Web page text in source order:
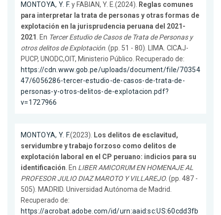
MONTOYA, Y. F. y FABIAN, Y. E.(2024). Reglas comunes
para interpretar la trata de personas y otras formas de
explotación en la jurisprudencia peruana del 2021-
2021 . En Tercer Estudio de Casos de Trata de Personas y
otros delitos de Explotación. (pp. 51 - 80). LIMA. CICAJ-
PUCP, UNODC,OIT, Ministerio Público. Recuperado de:
https://cdn.www.gob.pe/uploads/document/file/70354
47/6056286-tercer-estudio-de-casos-de-trata-de-
personas-y-otros-delitos-de-explotacion.pdf?
v=1727966
MONTOYA, Y. F.(2023). Los delitos de esclavitud,
servidumbre y trabajo forzoso como delitos de
explotación laboral en el CP peruano: indicios para su
identificación. En LIBER AMICORUM EN HOMENAJE AL
PROFESOR JULIO DIAZ MAROTO Y VILLAREJO. (pp. 487 -
505). MADRID. Universidad Autónoma de Madrid.
Recuperado de:
https://acrobat.adobe.com/id/urn:aaid:sc:US:60cdd3fb